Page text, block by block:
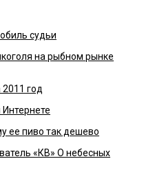
судьи
на рыбном рынке
год
ее пиво так дешево
«КВ» О небесных